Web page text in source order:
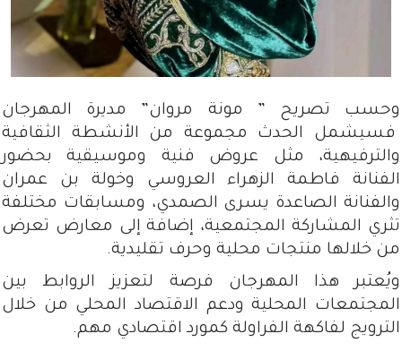
وحسب تصريح ” مونة مروان” مديرة المهرجان
فسيشمل الحدث مجموعة من الأنشطة الثقافية
والترفيهية، مثل عروض فنية وموسيقية بحضور
الفنانة فاطمة الزهراء العروسي وخولة بن عمران
والفنانة الصاعدة يسرى الصمدي، ومسابقات مختلفة
تثري المشاركة المجتمعية، إضافة إلى معارض تعرض
من خلالها منتجات محلية وحرف تقليدية.
ويُعتبر هذا المهرجان فرصة لتعزيز الروابط بين
المجتمعات المحلية ودعم الاقتصاد المحلي من خلال
الترويج لفاكهة الفراولة كمورد اقتصادي مهم.